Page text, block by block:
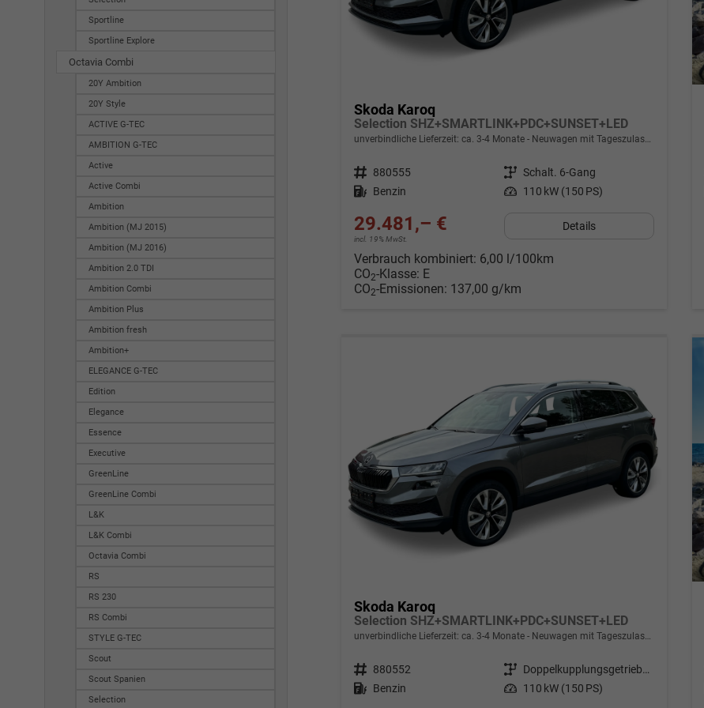
Skoda Karoq
Selection SHZ+SMARTLINK+PDC+SUNSET+LED
unverbindliche Lieferzeit: ca. 3-4 Monate Neuwagen mit Tageszulassung
Fahrzeugnr. 880555 Getriebe Schalt. 6-Gang
Kraftstoff Benzin Leistung 110 kW (150 PS)
29.481,– €
incl. 19% MwSt.
Details
Verbrauch kombiniert: 6,00 l/100km
CO2-Klasse: E
CO2-Emissionen: 137,00 g/km
Skoda Karoq
Selection SHZ+SMARTLINK+PDC+SUNSET+LED
unverbindliche Lieferzeit: ca. 3-4 Monate Neuwagen mit Tageszulassung
Fahrzeugnr. 880552 Getriebe
Doppelkupplungsgetriebe (DSG)
Kraftstoff Benzin Leistung 110 kW (150 PS)
Sportline
Sportline Explore
Octavia Combi
20Y Ambition
20Y Style
ACTIVE G-TEC
AMBITION G-TEC
Active
Active Combi
Ambition
Ambition (MJ 2015)
Ambition (MJ 2016)
Ambition 2.0 TDI
Ambition Combi
Ambition Plus
Ambition fresh
Ambition+
ELEGANCE G-TEC
Edition
Elegance
Essence
Executive
GreenLine
GreenLine Combi
L&K
L&K Combi
Octavia Combi
RS
RS 230
RS Combi
STYLE G-TEC
Scout
Scout Spanien
Selection